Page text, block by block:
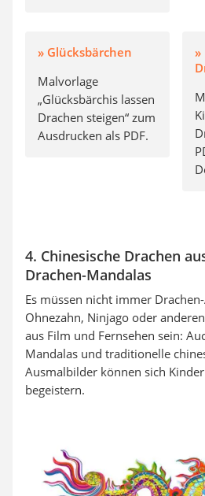
» Glücksbärchen
Malvorlage
„Glücksbärchis lassen
Drachen steigen“ zum
Ausdrucken als PDF.
»
4. Chinesische Drachen
Drachen-Mandalas
Es müssen nicht immer
Ohnezahn, Ninjago oder
aus Film und Fernsehen sein:
Mandalas und traditionelle
Ausmalbilder können sich
begeistern.